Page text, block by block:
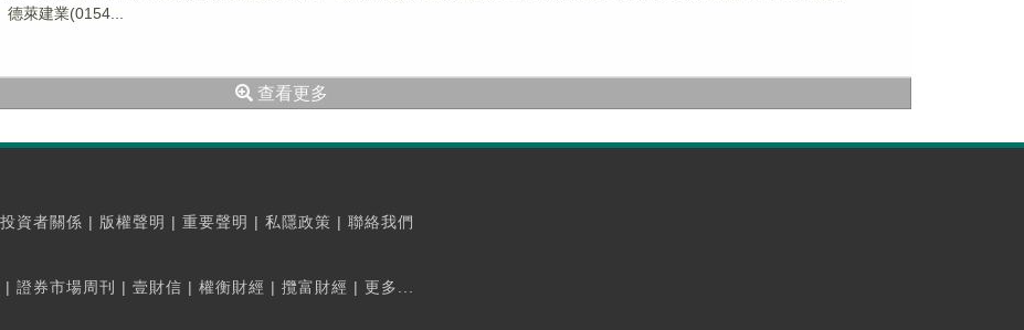
德萊建業(0154...
查看更多
投資者關係 | 版權聲明 | 重要聲明 | 私隱政策 | 聯絡我們
| 證券市場周刊 | 壹財信 | 權衡財經 | 攬富財經 | 更多...